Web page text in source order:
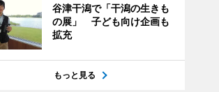
谷津干潟で「干潟の生きも
の展」 子ども向け企画も
拡充
もっと見る